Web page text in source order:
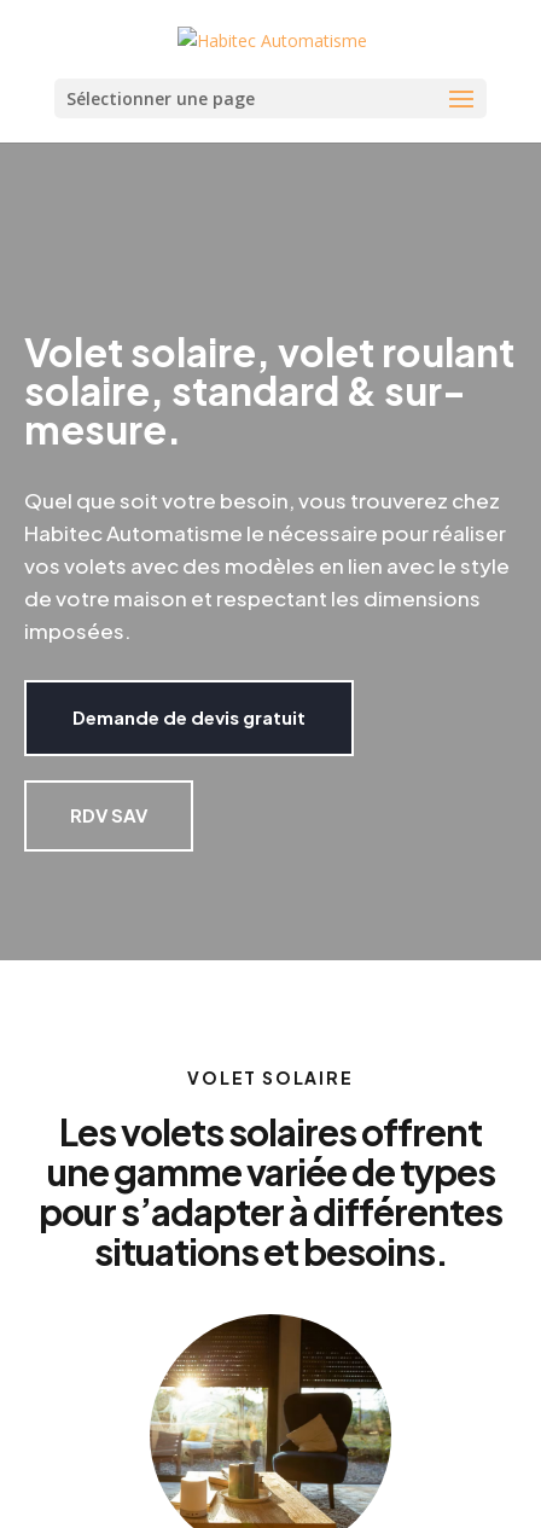
Sélectionner une page
Volet solaire, volet roulant
solaire, standard & sur-
mesure.
Quel que soit votre besoin, vous trouverez chez
Habitec Automatisme le nécessaire pour réaliser
vos volets avec des modèles en lien avec le style
de votre maison et respectant les dimensions
imposées.
Demande de devis gratuit
RDV SAV
VOLET SOLAIRE
Les volets solaires offrent
une gamme variée de types
pour s’adapter à différentes
situations et besoins.